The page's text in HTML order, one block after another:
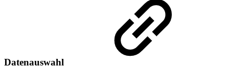
Datenauswahl